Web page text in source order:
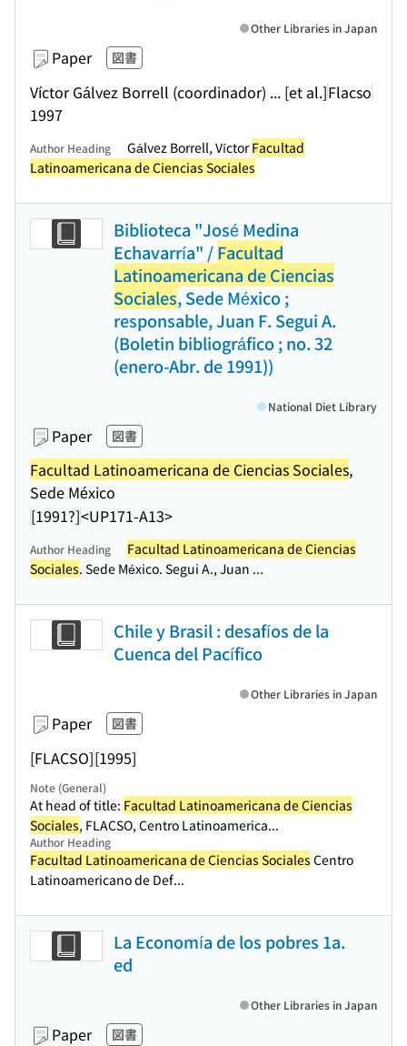
Paper 図書
Víctor Gálvez Borrell (coordinador) ... [et al.]Flacso
1997
Other Libraries in Japan
Author Heading Gálvez Borrell, VíctorFacultad
Latinoamericana de Ciencias Sociales
Biblioteca "José Medina
Echavarría" /Facultad
Latinoamericana de Ciencias
Sociales, Sede México ;
responsable, Juan F. Segui A.
(Boletin bibliográfico ; no. 32
(enero-Abr. de 1991))
Paper 図書
Facultad Latinoamericana de Ciencias Sociales,
Sede México
[1991?]<UP171-A13>
National Diet Library
Author Heading
Facultad Latinoamericana de Ciencias
Sociales. Sede México. Segui A., Juan ...
Chile y Brasil : desafíos de la
Cuenca del Pacífico
Paper 図書
[FLACSO][1995]
Other Libraries in Japan
Note (General)
At head of title: Facultad Latinoamericana de Ciencias
Sociales, FLACSO, Centro Latinoamerica...
Author Heading
Facultad Latinoamericana de Ciencias Sociales Centro
Latinoamericano de Def...
La Economía de los pobres 1a.
ed
Paper 図書
Other Libraries in Japan